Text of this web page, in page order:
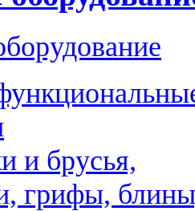
и брусья,
грифы,